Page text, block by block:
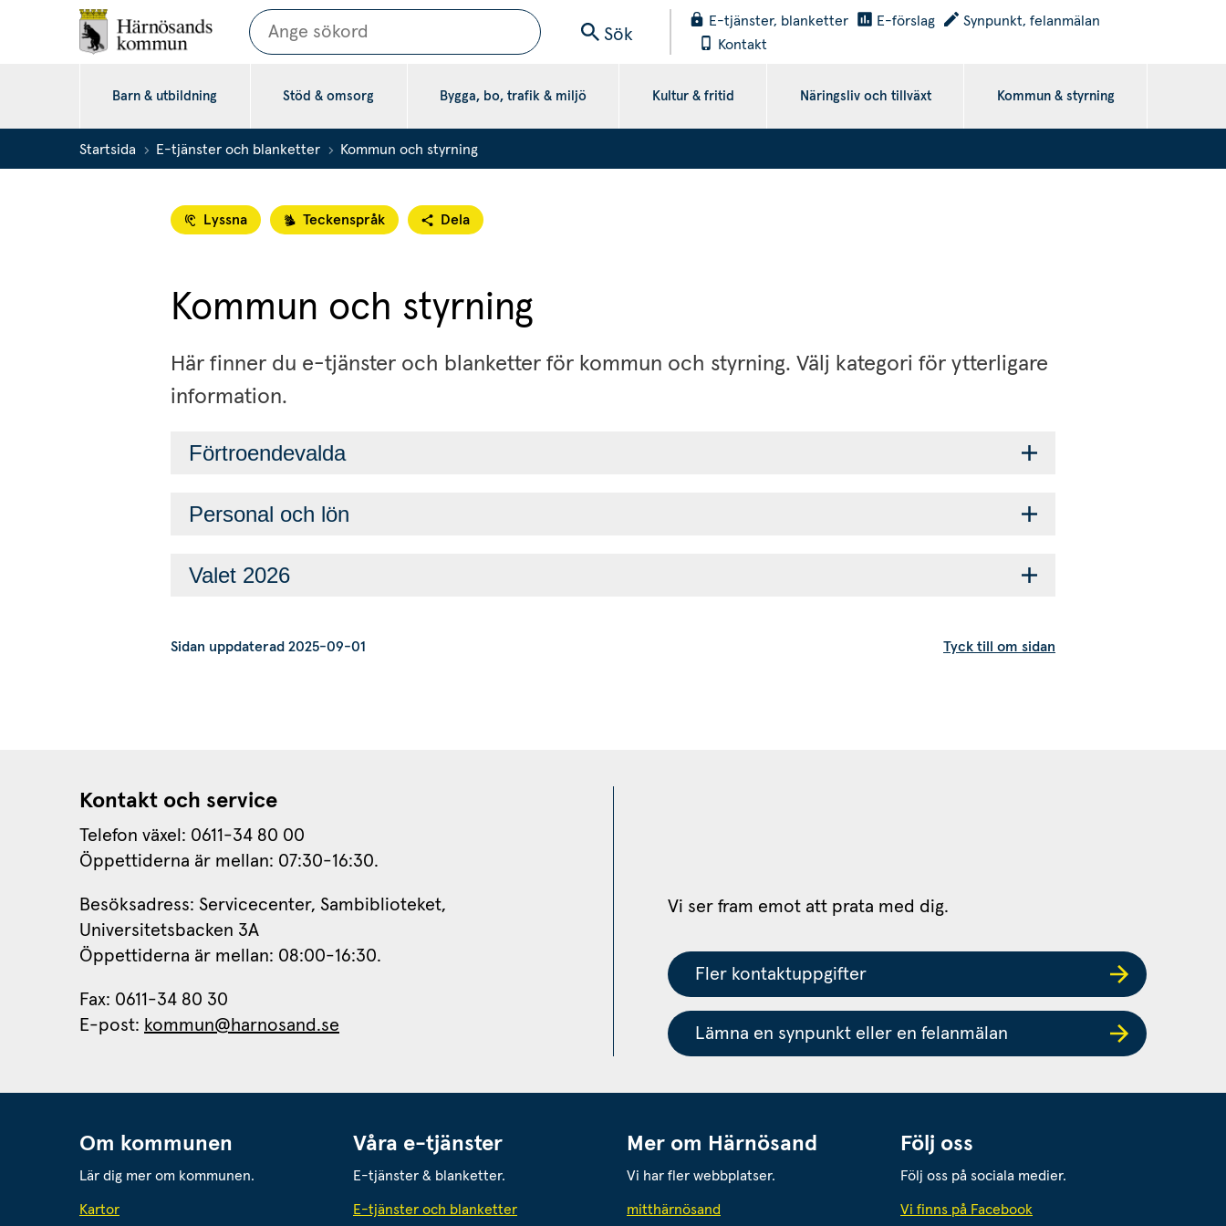
Sök
Sök
E-tjänster, blanketter E-förslag
Synpunkt, felanmälan
Kontakt
Barn & utbildning Stöd & omsorg Bygga, bo, trafik & miljö Kultur & fritid Näringsliv och tillväxt Kommun & styrning
Startsida E-tjänster och blanketter Kommun och styrning
Lyssna Teckenspråk Dela
Kommun och styrning
Här finner du e-tjänster och blanketter för kommun och styrning. Välj kategori för ytterligare
information.
Förtroendevalda
Personal och lön
Valet 2026
Sidan uppdaterad 2025-09-01 Tyck till om sidan
Kontakt och service
Telefon växel: 0611-34 80 00
Öppettiderna är mellan: 07:30-16:30.
Besöksadress: Servicecenter, Sambiblioteket,
Universitetsbacken 3A
Öppettiderna är mellan: 08:00-16:30.
Fax: 0611-34 80 30
E-post: kommun@harnosand.se
Vi ser fram emot att prata med dig.
Fler kontaktuppgifter
Lämna en synpunkt eller en felanmälan
Om kommunen
Lär dig mer om kommunen.
Kartor
Våra e-tjänster
E-tjänster & blanketter.
E-tjänster och blanketter
Mer om Härnösand
Vi har fler webbplatser.
mitthärnösand
Följ oss
Följ oss på sociala medier.
Vi finns på Facebook